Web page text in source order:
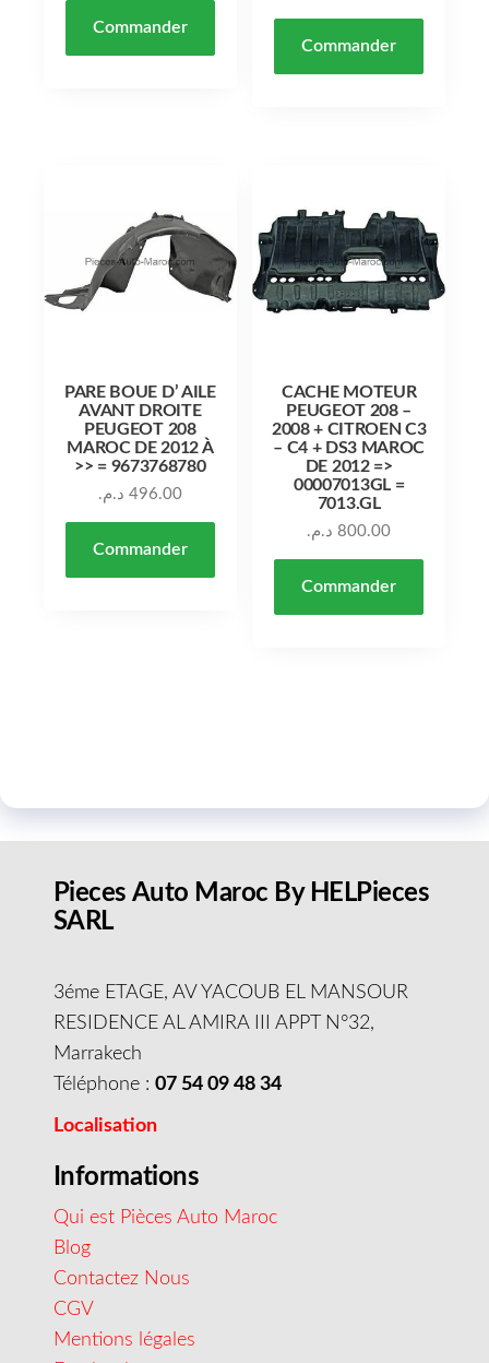
Commander
Commander
PARE BOUE D’ AILE
AVANT DROITE
PEUGEOT 208
MAROC DE 2012 À
>> = 9673768780
496.00 د.م.
Commander
CACHE MOTEUR
PEUGEOT 208 –
2008 + CITROEN C3
– C4 + DS3 MAROC
DE 2012 =>
00007013GL =
7013.GL
800.00 د.م.
Commander
Pieces Auto Maroc By HELPieces
SARL
3éme ETAGE, AV YACOUB EL MANSOUR
RESIDENCE AL AMIRA III APPT N°32,
Marrakech
Téléphone : 07 54 09 48 34
Localisation
Informations
Qui est Pièces Auto Maroc
Blog
Contactez Nous
CGV
Mentions légales